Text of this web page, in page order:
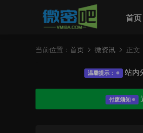
首页
当前位置： 首页 微资讯 正文
温馨提示： 站内
付废须知